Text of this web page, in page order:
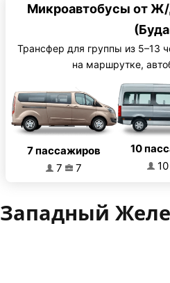
Микроавтобусы от
Трансфер для группы из 5–13
на маршрутке,
7 пассажиров
7
7
10
10
Западный